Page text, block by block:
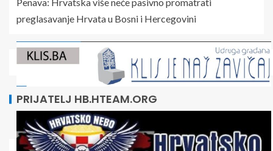
Penava: Hrvatska više neće pasivno promatrati
preglasavanje Hrvata u Bosni i Hercegovini
PRIJATELJ HB.HTEAM.ORG